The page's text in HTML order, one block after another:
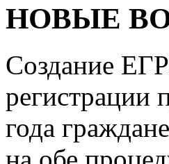
НОВЫЕ
Создание
регистрации
года